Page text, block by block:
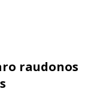
raudonos